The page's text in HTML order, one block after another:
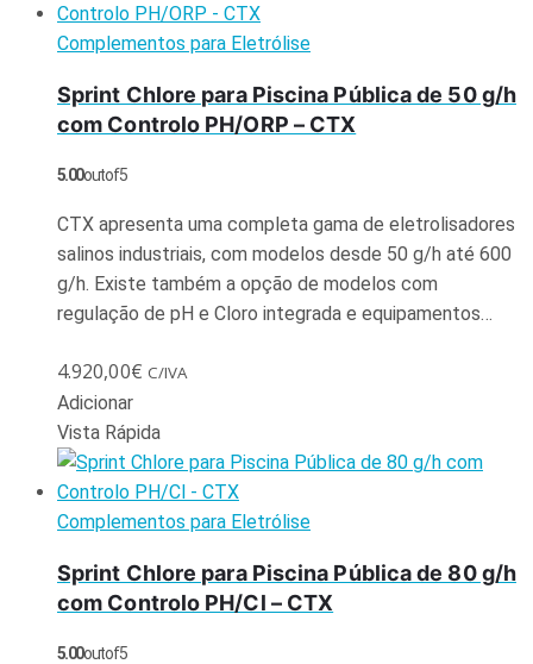
Complementos para Eletrólise
Sprint Chlore para Piscina Pública de 50 g/h
com Controlo PH/ORP – CTX
5.00out of 5
CTX apresenta uma completa gama de eletrolisadores
salinos industriais, com modelos desde 50 g/h até 600
g/h. Existe também a opção de modelos com
regulação de pH e Cloro integrada e equipamentos…
4.920,00€ C/IVA
Adicionar
Vista Rápida
Complementos para Eletrólise
Sprint Chlore para Piscina Pública de 80 g/h
com Controlo PH/Cl – CTX
5.00out of 5